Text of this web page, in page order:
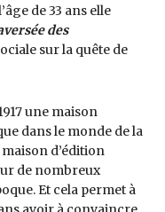
de 33 ans elle
des
sur la quête de
une maison
dans le monde de la
d’édition
de nombreux
Et cela permet à